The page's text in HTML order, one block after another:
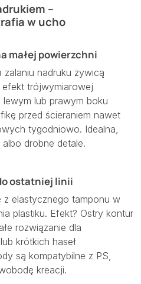
–
w ucho
małej powierzchni
zalaniu nadruku żywicą
trójwymiarowej
lub prawym boku
przed ścieraniem nawet
tygodniowo. Idealna,
drobne detale.
ostatniej linii
z elastycznego tamponu w
plastiku. Efekt? Ostry kontur
rozwiązanie dla
krótkich haseł
są kompatybilne z PS,
kreacji.